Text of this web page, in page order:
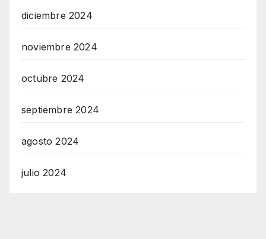
diciembre 2024
noviembre 2024
octubre 2024
septiembre 2024
agosto 2024
julio 2024